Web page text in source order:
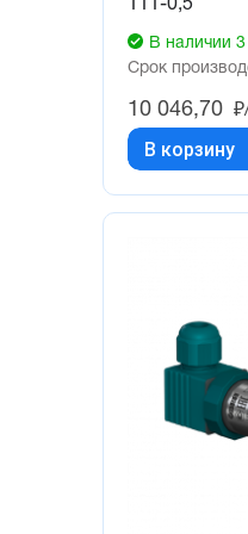
111-0,5
В наличии
Срок
10 046,70
В корзину